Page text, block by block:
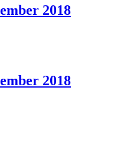
2018
2018